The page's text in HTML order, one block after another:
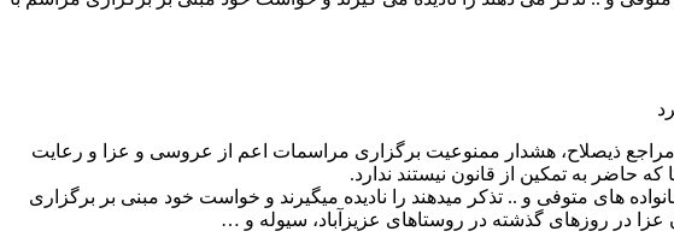
مراجع ذیصلاح، هشدار ممنوعیت برگزاری مراسمات اعم از عروسی و عزا و رعایت
حاضر به تمکین از قانون نیستند ندارد.
های متوفی و .. تذکر میدهند را نادیده میگیرند و خواست خود مبنی بر برگزاری
عزا در روزهای گذشته در روستاهای عزیزآباد، سیوله و …